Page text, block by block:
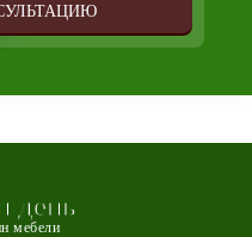
день
мебели